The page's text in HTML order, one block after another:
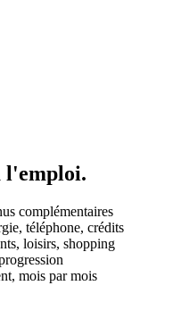
l'emploi.
complémentaires
téléphone, crédits
loisirs, shopping
mois par mois